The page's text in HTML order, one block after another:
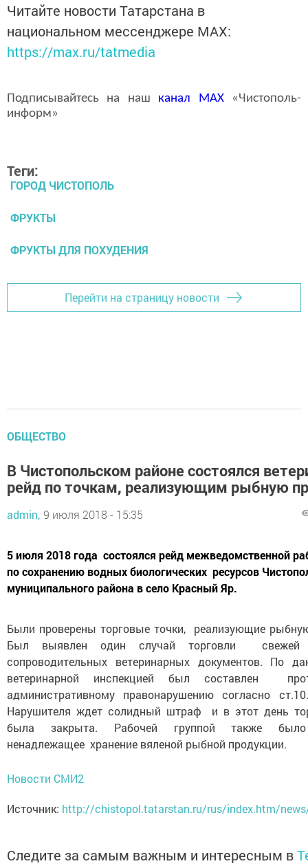
Читайте новости Татарстана в
национальном мессенджере MАХ:
https://max.ru/tatmedia
Подписывайтесь на наш канал MAX«Чистополь-
информ»
Теги:
ГОРОД ЧИСТОПОЛЬ
ФРУКТЫ
ФРУКТЫ ДЛЯ ПОХУДЕНИЯ
Перейти на страницу новости
ОБЩЕСТВО
В Чистопольском районе состоялся
рейд по точкам, реализующим рыбную
admin, 9 июля 2018 - 15:35
5 июля 2018 года состоялся рейд межведомственной
по сохранению водных биологических ресурсов
муниципального района в село Красный Яр.
Были проверены торговые точки, реализующие
Был выявлен один случай торговли свежей
сопроводительных ветеринарных документов. По
ветеринарной инспекцией был составлен
административному правонарушению согласно
Нарушителя ждет солидный штраф и в этот день
была закрыта. Рабочей группой также
ненадлежащее хранение вяленой рыбной продукции.
Новости СМИ2
Источник: http://chistopol.tatarstan.ru/rus/index.htm/
Следите за самым важным и интересным в